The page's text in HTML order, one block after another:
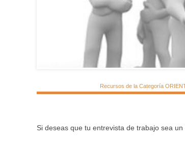
Recursos de la Categoría
Si deseas que tu entrevista de trabajo sea